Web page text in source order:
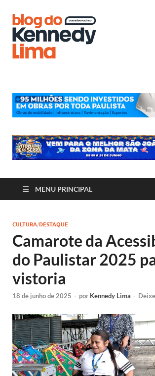
MENU PRINCIPAL
CULTURA/DESTAQUE
Camarote da
do Paulistar 2025
vistoria
18 de junho de 2025 - por Kennedy Lima -